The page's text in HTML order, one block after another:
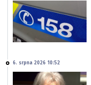
6. srpna 2026 10:52